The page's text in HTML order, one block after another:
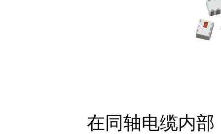
在同轴电缆内部，由